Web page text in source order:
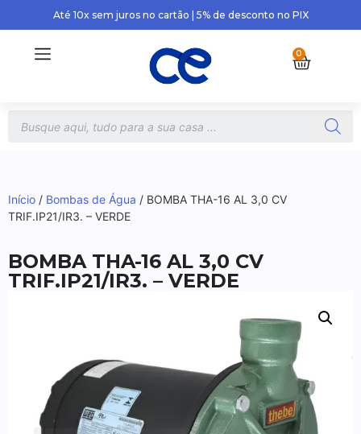
Até 10x sem juros no cartão | 5% de desconto no PIX
0
Início / Bombas de Água / BOMBA THA-16 AL 3,0 CV
TRIF.IP21/IR3. – VERDE
BOMBA THA-16 AL 3,0 CV
TRIF.IP21/IR3. – VERDE